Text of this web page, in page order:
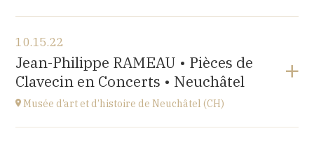
Palais Granvelle, 96 Grande Rue
at15H
10.15.22
Jean-Philippe RAMEAU • Pièces de
Clavecin en Concerts • Neuchâtel
Musée d’art et d’histoire de Neuchâtel (CH)